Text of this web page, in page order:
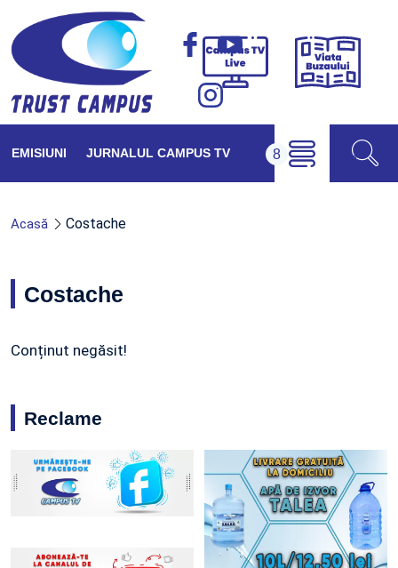
Campus
Viața
EMISIUNI JURNALUL CAMPUS TV
Acasă Costache
Costache
Conținut negăsit!
Reclame